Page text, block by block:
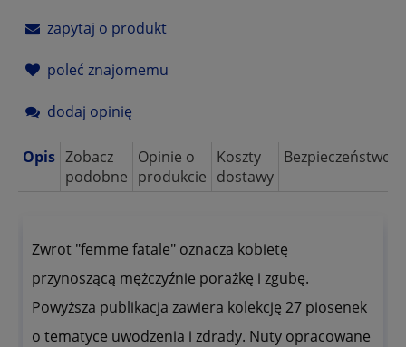
zapytaj o produkt
poleć znajomemu
dodaj opinię
Opis Zobacz
podobne
Opinie o
produkcie
Koszty
dostawy
Bezpieczeństwo
Zwrot "femme fatale" oznacza kobietę
przynoszącą mężczyźnie porażkę i zgubę.
Powyższa publikacja zawiera kolekcję 27 piosenek
o tematyce uwodzenia i zdrady. Nuty opracowane